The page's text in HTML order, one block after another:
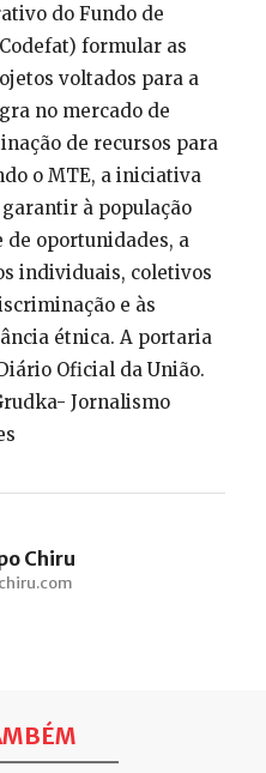
do Fundo de
formular as
voltados para a
no mercado de
de recursos para
o MTE, a iniciativa
à população
oportunidades, a
individuais, coletivos
e às
étnica. A portaria
Oficial da União.
Jornalismo
Chiru